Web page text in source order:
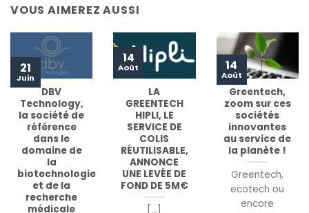
VOUS AIMEREZ AUSSI
DBV
Technology,
la société de
référence
dans le
domaine de
la
biotechnologie
et de la
recherche
médicale
21
Juin
LA
GREENTECH
HIPLI, LE
SERVICE DE
COLIS
RÉUTILISABLE,
ANNONCE
UNE LEVÉE DE
FOND DE 5M€
[...]
14
Août
Greentech,
zoom sur ces
sociétés
innovantes
au service de
la planète !
Greentech,
ecotech ou
encore
14
Août